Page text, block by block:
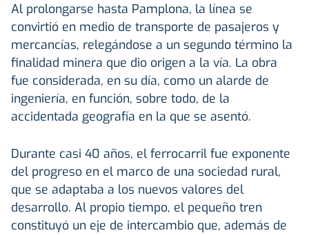
Al prolongarse hasta Pamplona, la línea se
convirtió en medio de transporte de pasajeros y
mercancías, relegándose a un segundo término la
finalidad minera que dio origen a la vía. La obra
fue considerada, en su día, como un alarde de
ingeniería, en función, sobre todo, de la
accidentada geografía en la que se asentó.
Durante casi 40 años, el ferrocarril fue exponente
del progreso en el marco de una sociedad rural,
que se adaptaba a los nuevos valores del
desarrollo. Al propio tiempo, el pequeño tren
constituyó un eje de intercambio que, además de